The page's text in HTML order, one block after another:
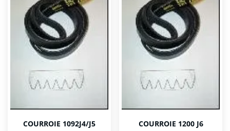
COURROIE 1092J4/J5 COURROIE 1200 J6